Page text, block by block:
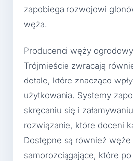
zapobiega rozwojowi
węża.
Producenci węży
Trójmieście zwracają
detale, które znacząco
użytkowania. Systemy
skręcaniu się i
rozwiązanie, które doceni
Dostępne są również węże
samorozciągające, które po